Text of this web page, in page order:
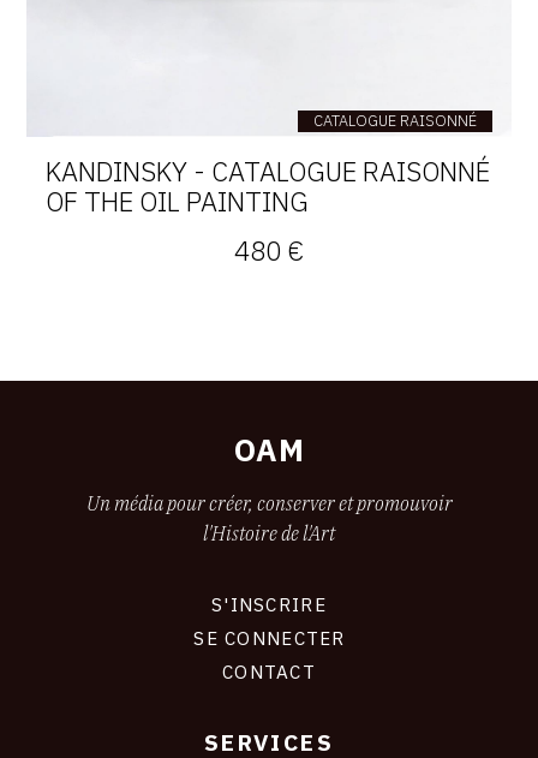
CATALOGUE RAISONNÉ
KANDINSKY - CATALOGUE RAISONNÉ
OF THE OIL PAINTING
480 €
OAM
Un média pour créer, conserver et promouvoir
l'Histoire de l'Art
S'INSCRIRE
SE CONNECTER
CONTACT
SERVICES